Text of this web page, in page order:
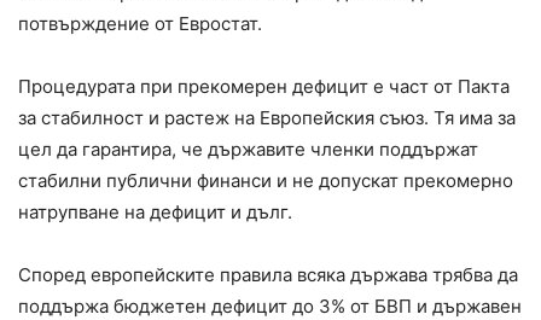
потвърждение от Евростат.
Процедурата при прекомерен дефицит е част от Пакта
за стабилност и растеж на Европейския съюз. Тя има за
цел да гарантира, че държавите членки поддържат
стабилни публични финанси и не допускат прекомерно
натрупване на дефицит и дълг.
Според европейските правила всяка държава трябва да
поддържа бюджетен дефицит до 3% от БВП и държавен